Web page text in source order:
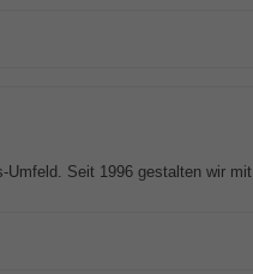
Umfeld. Seit 1996 gestalten wir mit